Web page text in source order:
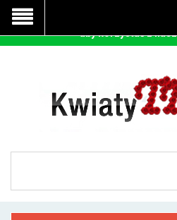
Nasza strona korzysta z cookies
prawidłowego działania.
aby korzystać z